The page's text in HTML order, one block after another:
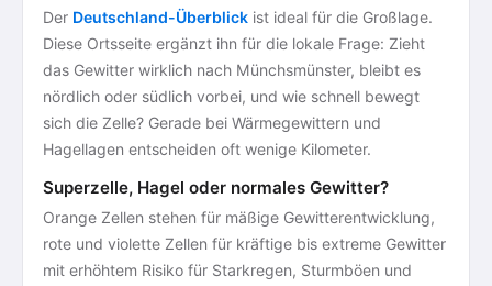
Der Deutschland-Überblick ist ideal für die Großlage.
Diese Ortsseite ergänzt ihn für die lokale Frage: Zieht
das Gewitter wirklich nach Münchsmünster, bleibt es
nördlich oder südlich vorbei, und wie schnell bewegt
sich die Zelle? Gerade bei Wärmegewittern und
Hagellagen entscheiden oft wenige Kilometer.
Superzelle, Hagel oder normales Gewitter?
Orange Zellen stehen für mäßige Gewitterentwicklung,
rote und violette Zellen für kräftige bis extreme Gewitter
mit erhöhtem Risiko für Starkregen, Sturmböen und